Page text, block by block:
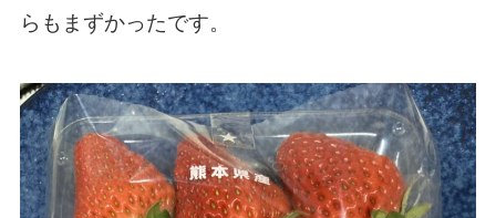
らもまずかったです。